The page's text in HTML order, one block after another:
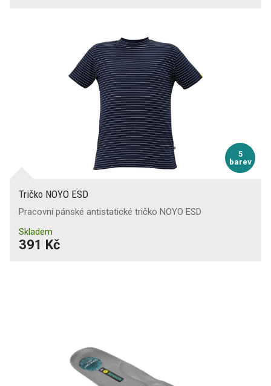
5
barev
Tričko NOYO ESD
Pracovní pánské antistatické tričko NOYO ESD
Skladem
391 Kč